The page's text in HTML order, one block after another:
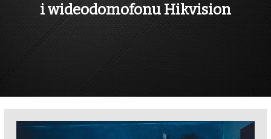
i wideodomofonu Hikvision